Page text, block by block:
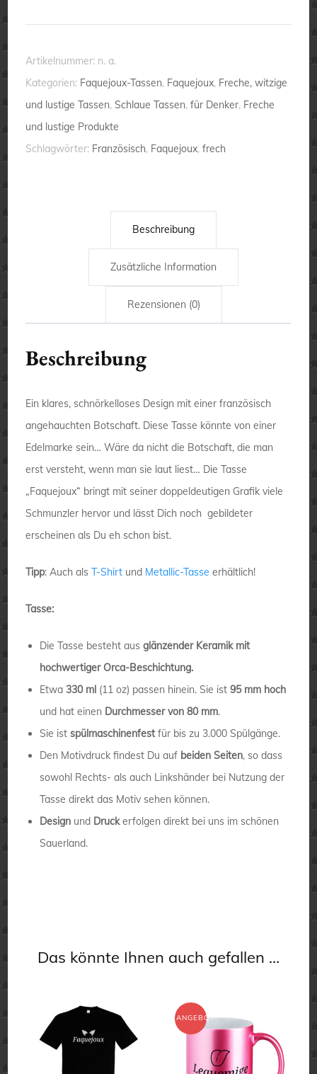
Artikelnummer: n. a.
Kategorien: Faquejoux-Tassen, Faquejoux, Freche, witzige
und lustige Tassen,Schlaue Tassen,für Denker, Freche
und lustige Produkte
Schlagwörter: Französisch, Faquejoux,frech
Beschreibung
Zusätzliche Information
Rezensionen (0)
Beschreibung
Ein klares, schnörkelloses Design mit einer französisch
angehauchten Botschaft. Diese Tasse könnte von einer
Edelmarke sein… Wäre da nicht die Botschaft, die man
erst versteht, wenn man sie laut liest… Die Tasse
„Faquejoux“ bringt mit seiner doppeldeutigen Grafik viele
Schmunzler hervor und lässt Dich noch gebildeter
erscheinen als Du eh schon bist.
Tipp: Auch alsT-Shirt und Metallic-Tasse erhältlich!
Tasse:
Die Tasse besteht ausglänzender Keramik mit
hochwertiger Orca-Beschichtung.
Etwa 330 ml (11 oz) passen hinein. Sie ist95 mm hoch
und hat einen Durchmesser von 80 mm.
Sie istspülmaschinenfestfür bis zu 3.000 Spülgänge.
Den Motivdruck findest Du auf beiden Seiten, so dass
sowohl Rechts- als auch Linkshänder bei Nutzung der
Tasse direkt das Motiv sehen können.
Design und Druckerfolgen direkt bei uns im schönen
Sauerland.
Das könnte Ihnen auch gefallen …
ANGEBOT!